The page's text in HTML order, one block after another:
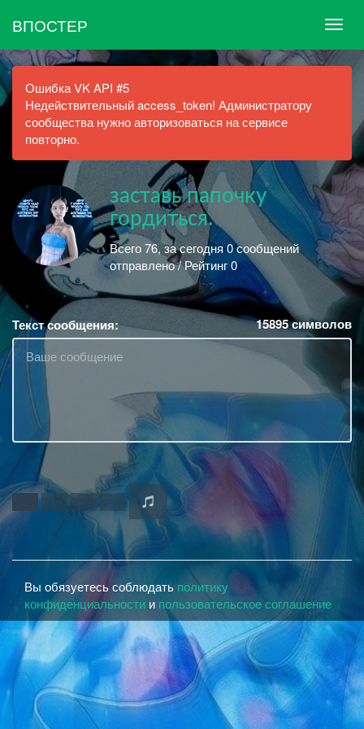
ВПОСТЕР
Ошибка VK API #5
Недействительный access_token! Администратору
сообщества нужно авторизоваться на сервисе
повторно.
заставь папочку
гордиться.
Всего 76, за сегодня 0 сообщений
отправлено / Рейтинг 0
Текст сообщения: 15895символов
Вы обязуетесь соблюдать политику
конфиденциальности и пользовательское соглашение